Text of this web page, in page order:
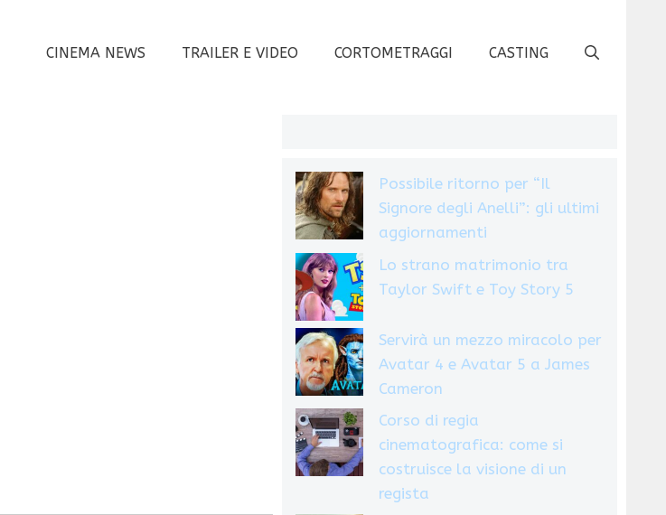
CINEMA NEWS TRAILER E VIDEO CORTOMETRAGGI CASTING
Possibile ritorno per “Il
Signore degli Anelli”: gli ultimi
aggiornamenti
Lo strano matrimonio tra
Taylor Swift e Toy Story 5
Servirà un mezzo miracolo per
Avatar 4 e Avatar 5 a James
Cameron
Corso di regia
cinematografica: come si
costruisce la visione di un
regista